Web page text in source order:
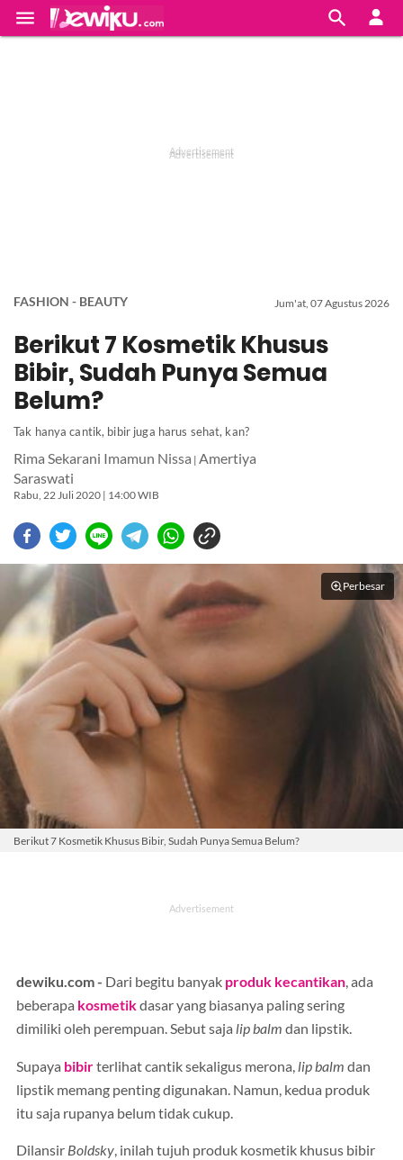
 
FASHION - BEAUTY Jum'at, 07 Agustus 2026
Berikut 7 Kosmetik Khusus
Bibir, Sudah Punya Semua
Belum?
Tak hanya cantik, bibir juga harus sehat, kan?
Rima Sekarani Imamun Nissa | Amertiya
Saraswati
Rabu, 22 Juli 2020 | 14:00 WIB
Perbesar
Berikut 7 Kosmetik Khusus Bibir, Sudah Punya Semua Belum?
dewiku.com - Dari begitu banyak produk kecantikan, ada
beberapa kosmetikdasar yang biasanya paling sering
dimiliki oleh perempuan. Sebut saja lip balm dan lipstik.
Supaya bibirterlihat cantik sekaligus merona, lip balm dan
lipstik memang penting digunakan. Namun, kedua produk
itu saja rupanya belum tidak cukup.
Dilansir Boldsky, inilah tujuh produk kosmetik khusus bibir